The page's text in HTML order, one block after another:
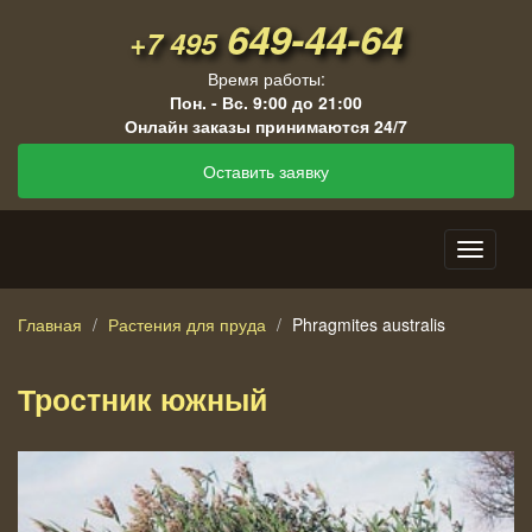
+7 495649-44-64
Время работы:
Пон. - Вс. 9:00 до 21:00
Онлайн заказы принимаются 24/7
Оставить заявку
Главная Растения для пруда Phragmites australis
Тростник южный